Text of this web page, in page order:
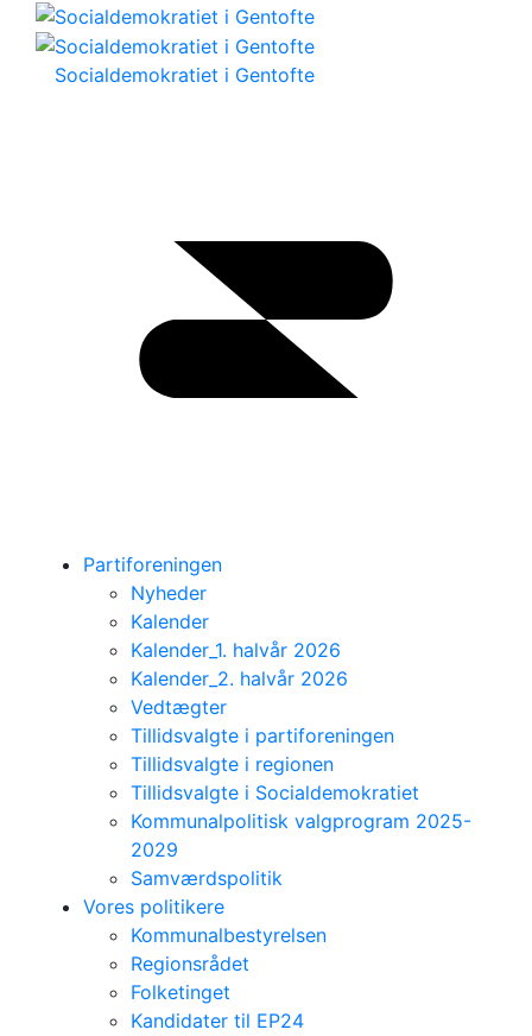
Socialdemokratiet i Gentofte
Partiforeningen
Nyheder
Kalender
Kalender_1. halvår 2026
Kalender_2. halvår 2026
Vedtægter
Tillidsvalgte i partiforeningen
Tillidsvalgte i regionen
Tillidsvalgte i Socialdemokratiet
Kommunalpolitisk valgprogram 2025-
2029
Samværdspolitik
Vores politikere
Kommunalbestyrelsen
Regionsrådet
Folketinget
Kandidater til EP24